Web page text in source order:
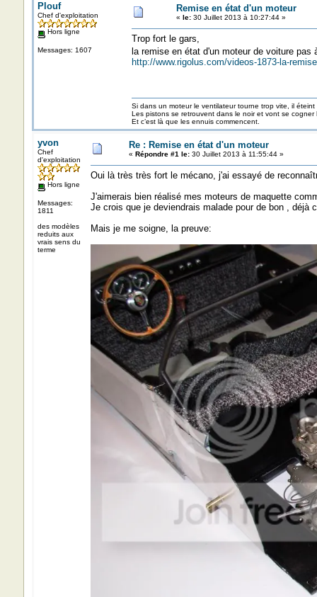
Plouf
Chef d'exploitation
Hors ligne
Messages: 1607
Remise en état d'un moteur
« le:30 Juillet 2013 à 10:27:44 »
Trop fort le gars,
la remise en état d'un moteur de voiture
http://www.rigolus.com/videos-1873-la-
Si dans un moteur le ventilateur tourne trop vite, il éteint
Les pistons se retrouvent dans le noir et vont se
Et c’est là que les ennuis commencent.
yvon
Chef
d'exploitation
Hors ligne
Messages:
1811
des modèles
reduits aux
vrais sens du
terme
Re : Remise en état d'un moteur
« Répondre #1 le:30 Juillet 2013 à 11:55:44 »
Oui là très très fort le mécano, j'ai essayé de
J'aimerais bien réalisé mes moteurs de maquette
Je crois que je deviendrais malade pour de bon ,
Mais je me soigne, la preuve: